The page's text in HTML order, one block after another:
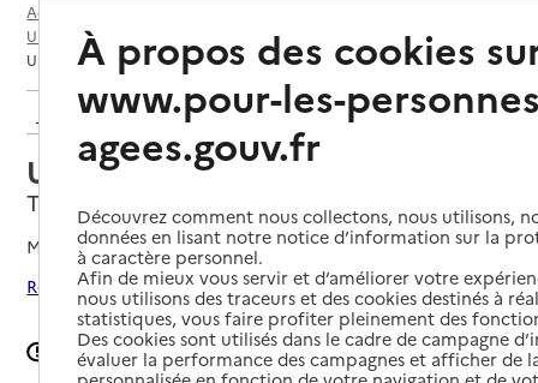
Accueil
USLD par département
Moselle (57)
USLD Le Kem
Retour aux résultats de l'annuaire
USLD Le Kem
Thionville, MOSELLE
Mis à jour le10/12/2024
Rechercher les établissements autour de Thionville
Signaler une erreur
À propos des cookies
www.pour-les-
agees.gouv.fr
Découvrez comment nous collectons, nous utilisons,
données en lisant notre notice d’information sur la
à caractère personnel.
Afin de mieux vous servir et d’améliorer votre
nous utilisons des traceurs et des cookies destinés à
statistiques, vous faire profiter pleinement des
Des cookies sont utilisés dans le cadre de campagne
évaluer la performance des campagnes et afficher de